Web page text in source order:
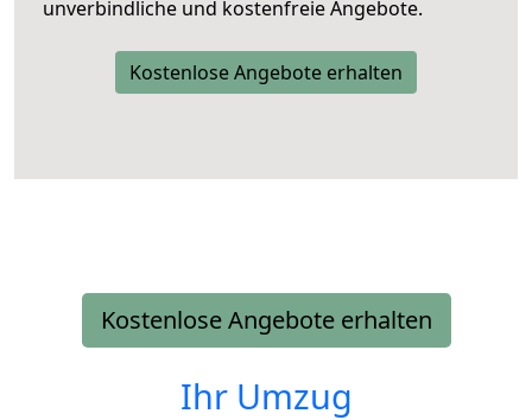
unverbindliche und kostenfreie Angebote.
Kostenlose Angebote erhalten
Kostenlose Angebote erhalten
Ihr Umzug